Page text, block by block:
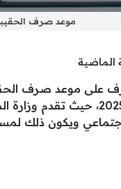
موعد صرف الحقيبة
الماضية
دعم الحقيبة المدرسية
ويكون ذلك